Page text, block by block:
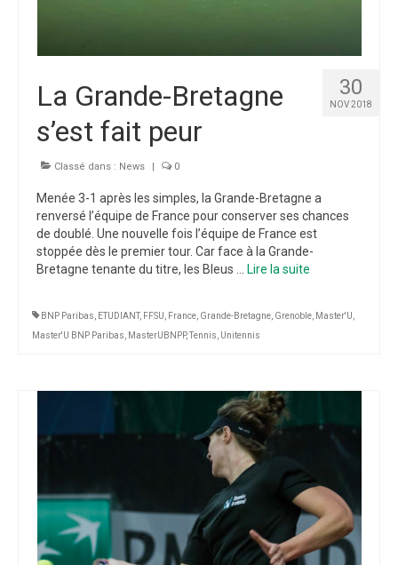
30
NOV 2018
La Grande-Bretagne
s’est fait peur
Classé dans : News | 0
Menée 3-1 après les simples, la Grande-Bretagne a
renversé l’équipe de France pour conserver ses chances
de doublé. Une nouvelle fois l’équipe de France est
stoppée dès le premier tour. Car face à la Grande-
Bretagne tenante du titre, les Bleus …
Lire la suite­­
BNP Paribas ETUDIANT, FFSU France Grande-Bretagne Grenoble Master'U
Master'U BNP Paribas
MasterUBNPP,Tennis Unitennis